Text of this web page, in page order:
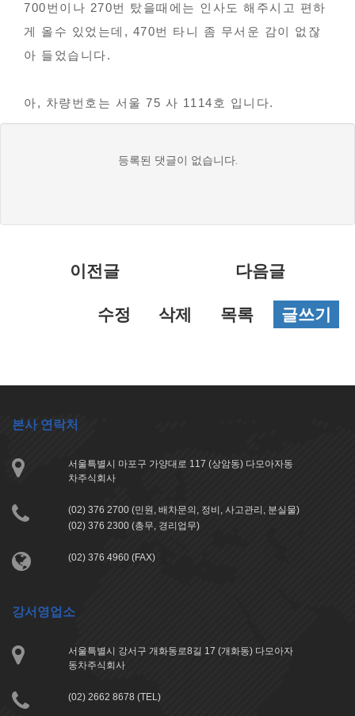
700번이나 270번 탔을때에는 인사도 해주시고 편하
게 올수 있었는데, 470번 타니 좀 무서운 감이 없잖
아 들었습니다.
아, 차량번호는 서울 75 사 1114호 입니다.
등록된 댓글이 없습니다.
이전글 다음글
수정 삭제 목록 글쓰기
본사 연락처
서울특별시 마포구 가양대로 117 (상암동) 다모아자동
차주식회사
(02) 376 2700 (민원, 배차문의, 정비, 사고관리, 분실물)
(02) 376 2300 (총무, 경리업무)
(02) 376 4960 (FAX)
강서영업소
서울특별시 강서구 개화동로8길 17 (개화동) 다모아자
동차주식회사
(02) 2662 8678 (TEL)